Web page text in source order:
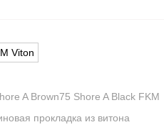
Viton
A Brown75 Shore A Black FKM
прокладка из витона